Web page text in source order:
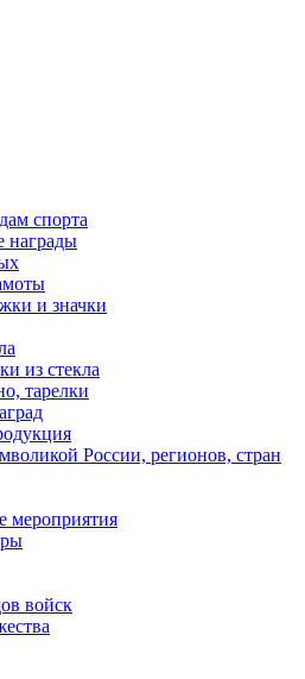
спорта
награды
и значки
из стекла
тарелки
России, регионов, стран
мероприятия
войск